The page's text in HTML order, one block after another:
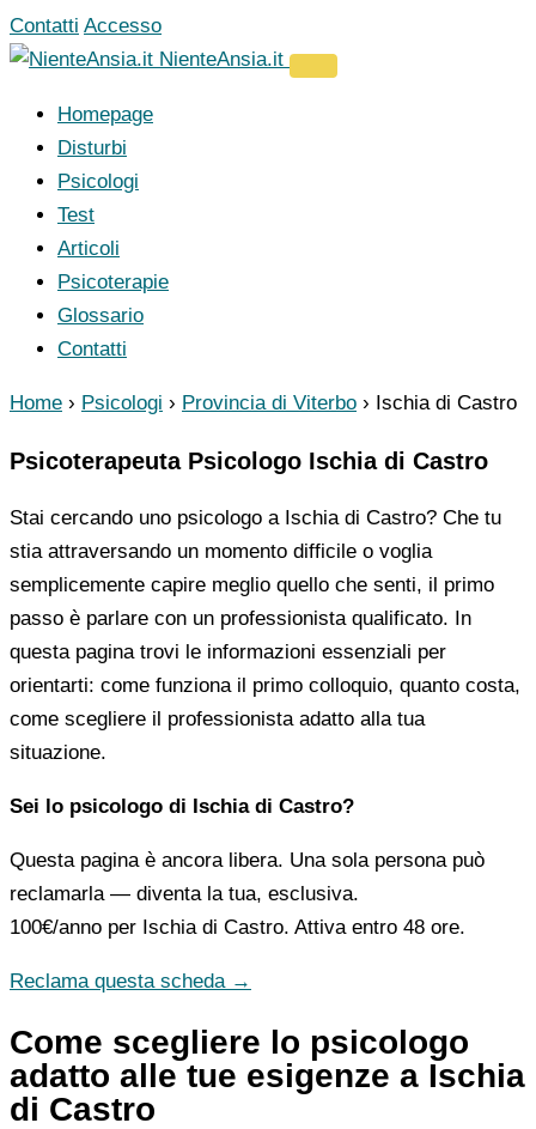
Vai
al
Contatti Accesso
NienteAnsia.it
Homepage
Disturbi
Psicologi
Test
Articoli
Psicoterapie
Glossario
Contatti
Home › Psicologi › Provincia di Viterbo › Ischia di Castro
Psicoterapeuta Psicologo Ischia di Castro
Stai cercando uno psicologo a Ischia di Castro? Che tu
stia attraversando un momento difficile o voglia
semplicemente capire meglio quello che senti, il primo
passo è parlare con un professionista qualificato. In
questa pagina trovi le informazioni essenziali per
orientarti: come funziona il primo colloquio, quanto costa,
come scegliere il professionista adatto alla tua
situazione.
Sei lo psicologo di Ischia di Castro?
Questa pagina è ancora libera. Una sola persona può
reclamarla — diventa la tua, esclusiva.
100€/anno per Ischia di Castro. Attiva entro 48 ore.
Reclama questa scheda →
Come scegliere lo psicologo
adatto alle tue esigenze a Ischia
di Castro